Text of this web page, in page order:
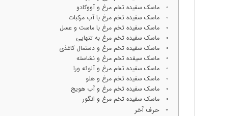
ماسک سفیده تخم مرغ و آووکادو
ماسک سفیده تخم مرغ با آب مرکبات
ماسک سفیده تخم مرغ با ماست و عسل
ماسک سفیده تخم مرغ به تنهایی
ماسک سفیده تخم مرغ و دستمال کاغذی
ماسک سیفده تخم مرغ و نشاسته
ماسک سفیده تخم مرغ و آلوئه ورا
ماسک سفیده تخم مرغ و هلو
ماسک سفیده تخم مرغ و آب هویج
ماسک سفیده تخم مرغ و انگور
حرف آخر